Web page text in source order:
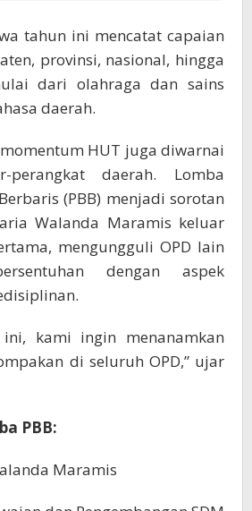
tahun ini mencatat capaian
provinsi, nasional, hingga
dari olahraga dan sains
daerah.
HUT juga diwarnai
perangkat daerah. Lomba
(PBB) menjadi sorotan
Walanda Maramis keluar
mengungguli OPD lain
dengan aspek
kami ingin menanamkan
di seluruh OPD,” ujar
PBB:
Maramis